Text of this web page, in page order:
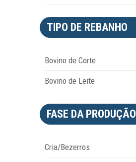
TIPO DE REBANHO
Bovino de Corte
Bovino de Leite
FASE DA PRODUÇÃO
Cria/Bezerros